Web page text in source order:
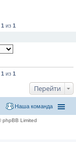
1 из 1
1 из 1
Перейти
Наша команда
phpBB Limited